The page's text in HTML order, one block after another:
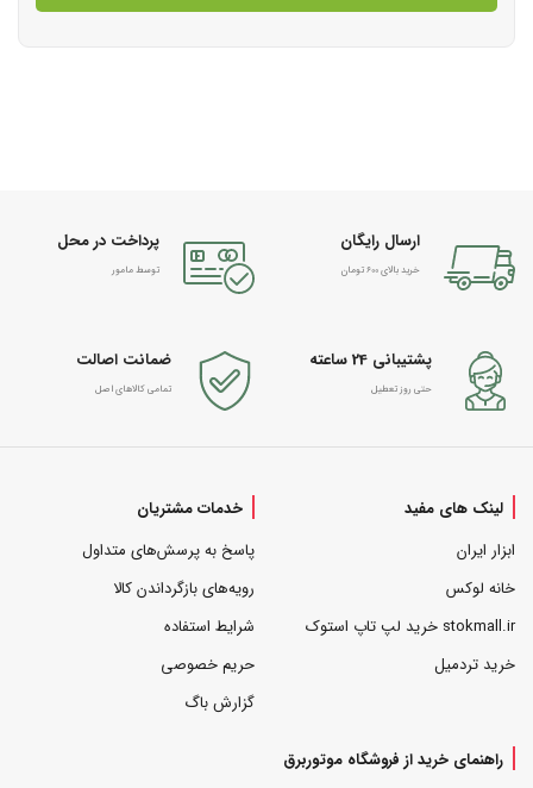
ارسال رایگان
خرید بالای 600 تومان
پرداخت در محل
توسط مامور
پشتیبانی 24 ساعته
حتی روز تعطیل
ضمانت اصالت
تمامی کالاهای اصل
لینک های مفید
ابزار ایران
خانه لوکس
stokmall.ir خرید لپ تاپ استوک
خرید تردمیل
خدمات مشتریان
پاسخ به پرسش‌های متداول
رویه‌های بازگرداندن کالا
شرایط استفاده
حریم خصوصی
گزارش باگ
راهنمای خرید از فروشگاه موتوربرق